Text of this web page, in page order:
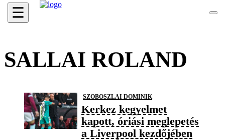
☰
SALLAI ROLAND
SZOBOSZLAI DOMINIK
Kerkez kegyelmet
kapott, óriási meglepetés
a Liverpool kezdőjében